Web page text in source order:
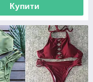
Купити